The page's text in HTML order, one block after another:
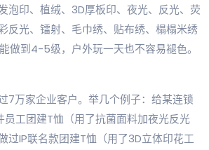
泡印、植绒、3D厚板印、夜光、反光、荧
反光、镭射、毛巾绣、贴布绣、榻榻米绣
做到4-5级，户外玩一天也不容易褪色。
7万家企业客户。举几个例子：给某连锁
工团建T恤（用了抗菌面料加夜光反光
过IP联名款团建T恤（用了3D立体印花工